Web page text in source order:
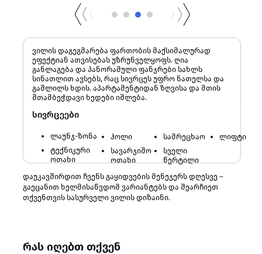
სივრცეები
დაუკავშირდით ჩვენს გაყიდვების მენეჯერს დღესვე –
გაეცანით ხელმისაწვდომ ვარიანტებს და შეარჩიეთ
თქვენთვის სასურველი ვილის დიზაინი.
ლიფტი
სამრეცხაო
ჰოლი
სველი
წერტილი
სავარჯიშო
ოთახი
ტექნიკური
ოთახი
ლაუნჯ-ზონა
ვილის დაგეგმარება ფართობის მაქსიმალურად
ეფექტიან ათვისებას უზრუნველყოფს. ღია
განლაგება და პანორამული ფანჯრები სახლს
სინათლით ავსებს, რაც სივრცეს უფრო ნათელსა და
გაშლილს ხდის. აპარტამენტიდან ზღვისა და მთის
შთამბეჭდავი ხედები იშლება.
რას იღებთ თქვენ